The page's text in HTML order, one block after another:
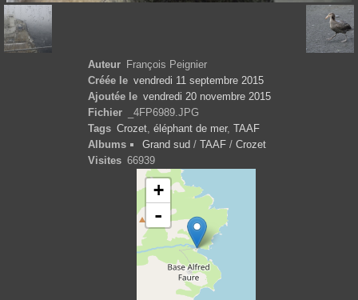
Auteur François Peignier
Créée le vendredi 11 septembre 2015
Ajoutée le vendredi 20 novembre 2015
Fichier
_4FP6989.JPG
Tags Crozet, éléphant de mer, TAAF
Albums
Grand sud / TAAF/ Crozet
Visites 66939
+
-